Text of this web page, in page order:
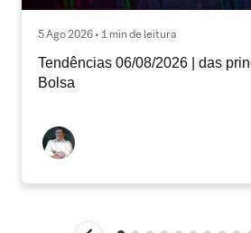
5 Ago 2026 • 1 min de leitura
Tendências 06/08/2026 | das
Bolsa